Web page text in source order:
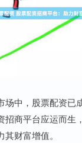
场中，股票配资已
招商平台应运而生
财富增值。